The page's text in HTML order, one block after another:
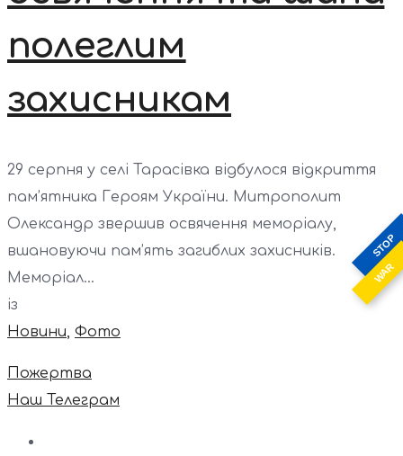
STOP
WAR
полеглим
захисникам
29 серпня у селі Тарасівка відбулося відкриття
пам’ятника Героям України. Митрополит
Олександр звершив освячення меморіалу,
вшановуючи пам’ять загиблих захисників.
Меморіал...
із
Новини, Фото
Пожертва
Наш Телеграм